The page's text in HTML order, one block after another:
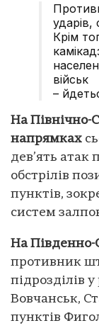
ударів,
Крім
військ
–
На Північно-
напрямках
дев’ять атак
обстрілів
пунктів,
систем
На
противник
підрозділів
Вовчанськ,
пунктів